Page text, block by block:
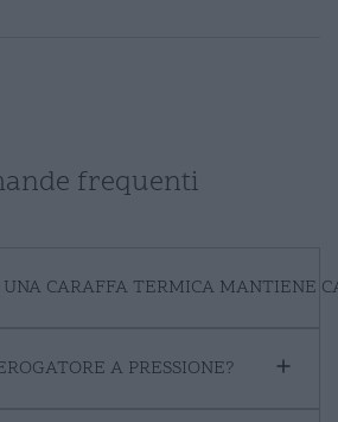
frequenti
CARAFFA TERMICA MANTIENE
A PRESSIONE?